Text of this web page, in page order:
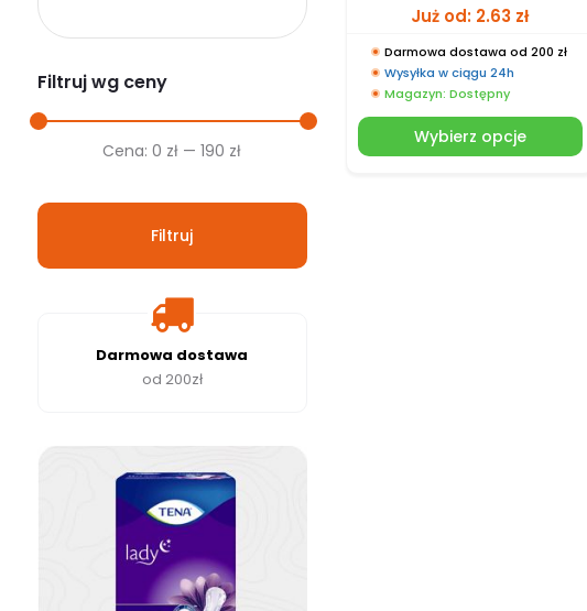
Już od: 2.63 zł
Darmowa dostawa od 200 zł
Wysyłka w ciągu 24h
Magazyn: Dostępny
Wybierz opcje
Filtruj wg ceny
Cena
Cena
Filtruj
Cena:0 zł —190 zł
Darmowa dostawa
od 200zł